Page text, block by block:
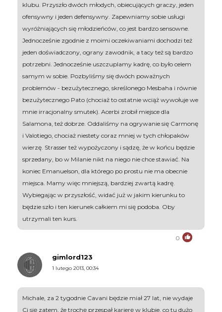
klubu. Przyszło dwóch młodych, obiecujących graczy, jeden
ofensywny i jeden defensywny. Zapewniamy sobie usługi
wyróżniających się młodzieńców, co jest bardzo sensowne.
Jednocześnie zgodnie z moimi oczekiwaniami dochodzi też
jeden doświadczony, ograny zawodnik, a tacy też są bardzo
potrzebni. Jednocześnie uszczuplamy kadrę, co było celem
samym w sobie. Pozbyliśmy się dwóch poważnych
problemów - bezużytecznego, skreślonego Mesbaha i równie
bezużytecznego Pato (chociaż to ostatnie wciąż wywołuje we
mnie irracjonalny smutek). Acerbi zrobił miejsce dla
Salamona, też dobrze. Oddaliśmy na ogrywanie się Carmonę
i Valotiego, chociaż niestety coraz mniej w tych chłopaków
wierzę. Strasser też wypożyczony i sądzę, że w końcu będzie
sprzedany, bo w Milanie nikt na niego nie chce stawiać. Na
koniec Emanuelson, dla którego po prostu nie ma obecnie
miejsca. Mamy więc mniejszą, bardziej zwartą kadrę.
Wybiegając w przyszłość, widać już w jakim kierunku to
będzie szło i ten kierunek całkiem mi się podoba. Oby
utrzymali ten kurs.
0
gimlord123
1 lutego 2013, 00:34
Michale, za 2 tygodnie Cavani będzie miał 27 lat, nie wydaje
Ci się zatem, że trochę przespał karierę w klubie, co tu dużo